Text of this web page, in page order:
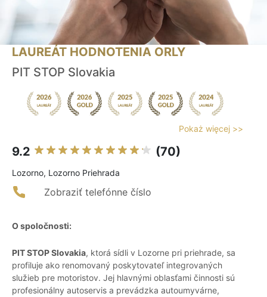
LAUREÁT HODNOTENIA ORLY
PIT STOP Slovakia
Pokaż więcej >>
9.2 (70)
Lozorno, Lozorno Priehrada
Zobraziť telefónne číslo
O spoločnosti:
PIT STOP Slovakia, ktorá sídli v Lozorne pri priehrade, sa
profiluje ako renomovaný poskytovateľ integrovaných
služieb pre motoristov. Jej hlavnými oblasťami činnosti sú
profesionálny autoservis a prevádzka autoumyvárne,